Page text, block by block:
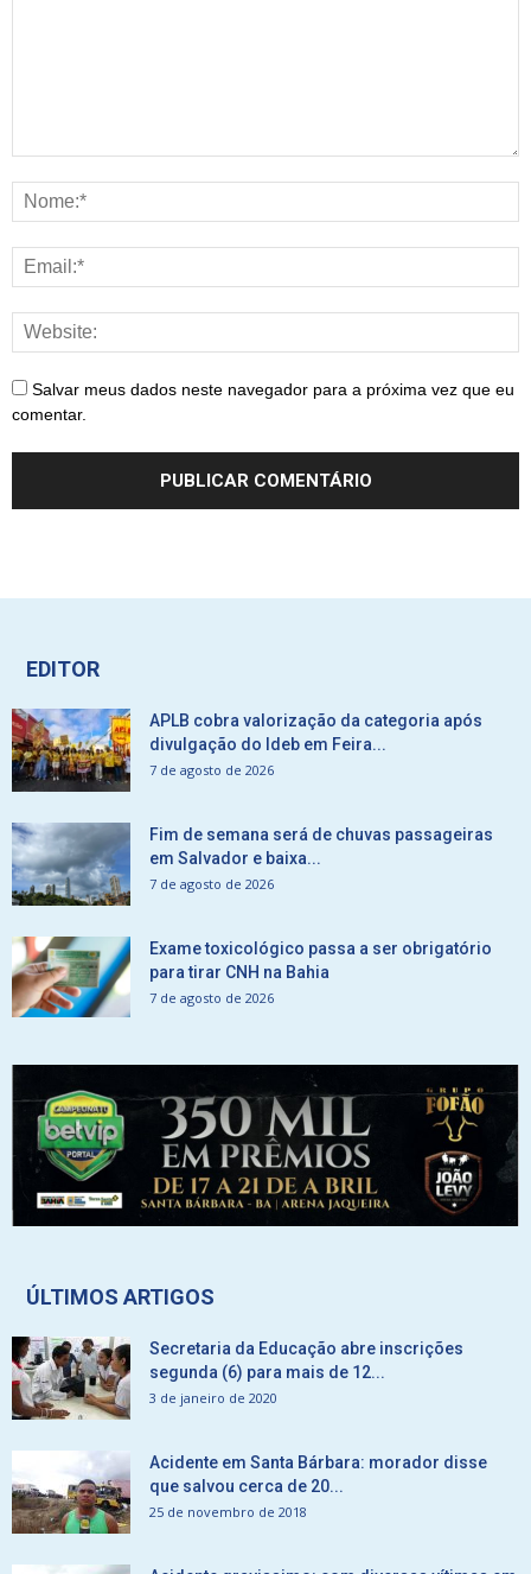
Salvar meus dados neste navegador para a próxima vez que eu
comentar.
EDITOR
APLB cobra valorização da categoria após
divulgação do Ideb em Feira...
7 de agosto de 2026
Fim de semana será de chuvas passageiras
em Salvador e baixa...
7 de agosto de 2026
Exame toxicológico passa a ser obrigatório
para tirar CNH na Bahia
7 de agosto de 2026
ÚLTIMOS ARTIGOS
Secretaria da Educação abre inscrições
segunda (6) para mais de 12...
3 de janeiro de 2020
Acidente em Santa Bárbara: morador disse
que salvou cerca de 20...
25 de novembro de 2018